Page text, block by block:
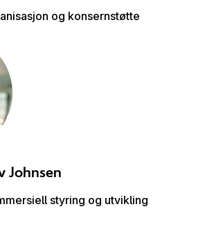
og konsernstøtte
Johnsen
styring og utvikling​